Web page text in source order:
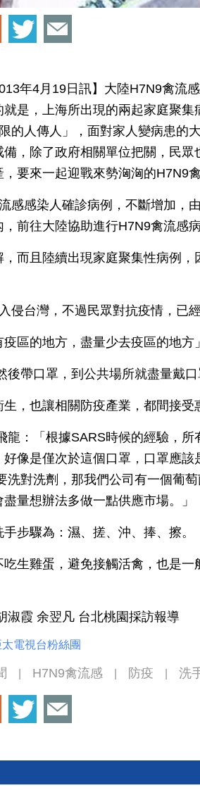
年4月19日訊】大陸H7N9禽流
就是，上海所出現的兩起家庭聚
的人傳人」，面對家人變病患的
，除了政府相關單位把關，民
要來一起迎戰來勢洶洶的H7N9禽
感感染人確診病例，不斷增加，
前往大陸協助進行H7N9禽流感病
，而且陸續出現家庭聚集性病例
侵台灣，不過民眾對抗疫情，已
區的地方，盡量少去疫區的地方」
後帶口罩，到公共場所就盡量戴口
，也讓相關防疫產業，都間接受
龍：「根據SARS時候的經驗，所
像是僅次於這個口罩，口罩應
洗對洗劑，那我們公司有一個葡
量想辦法多做一點供應市場。」
步驟為：濕、搓、沖、捧、擦。
吃生雞蛋，避免接觸活禽，也是
淑霞 余翌凡 台北桃園採訪報導
電視台粉絲團
H7N9禽流感 防疫 洗